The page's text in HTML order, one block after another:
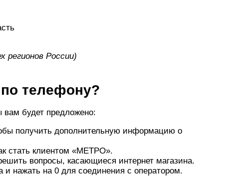
регионов России)
телефону?
вам будет предложено:
получить дополнительную информацию о
стать клиентом «МЕТРО».
вопросы, касающиеся интернет магазина.
и нажать на 0 для соединения с оператором.